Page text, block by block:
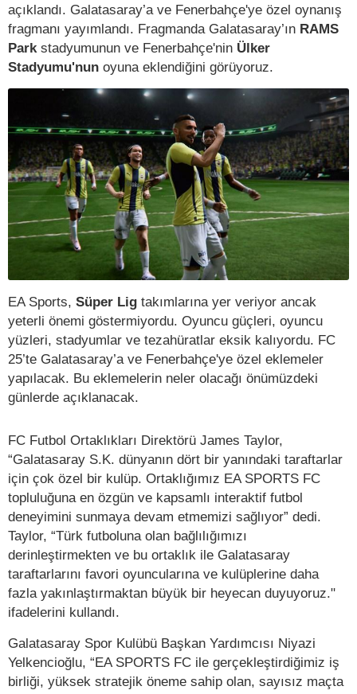
açıklandı. Galatasaray’a ve Fenerbahçe'ye özel oynanış
fragmanı yayımlandı. Fragmanda Galatasaray’ın RAMS
Parkstadyumunun ve Fenerbahçe'nin Ülker
Stadyumu'nun oyuna eklendiğini görüyoruz.
EA Sports, Süper Lig takımlarına yer veriyor ancak
yeterli önemi göstermiyordu. Oyuncu güçleri, oyuncu
yüzleri, stadyumlar ve tezahüratlar eksik kalıyordu. FC
25’te Galatasaray’a ve Fenerbahçe'ye özel eklemeler
yapılacak. Bu eklemelerin neler olacağı önümüzdeki
günlerde açıklanacak.
FC Futbol Ortaklıkları Direktörü James Taylor,
“Galatasaray S.K. dünyanın dört bir yanındaki taraftarlar
için çok özel bir kulüp. Ortaklığımız EA SPORTS FC
topluluğuna en özgün ve kapsamlı interaktif futbol
deneyimini sunmaya devam etmemizi sağlıyor” dedi.
Taylor, “Türk futboluna olan bağlılığımızı
derinleştirmekten ve bu ortaklık ile Galatasaray
taraftarlarını favori oyuncularına ve kulüplerine daha
fazla yakınlaştırmaktan büyük bir heyecan duyuyoruz."
ifadelerini kullandı.
Galatasaray Spor Kulübü Başkan Yardımcısı Niyazi
Yelkencioğlu, “EA SPORTS FC ile gerçekleştirdiğimiz iş
birliği, yüksek stratejik öneme sahip olan, sayısız maçta